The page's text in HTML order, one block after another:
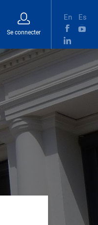
Menu
du
compte
l'utilisateur
Se connecter
En Es